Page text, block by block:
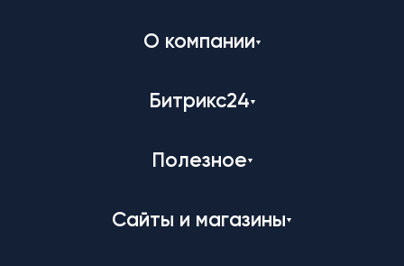
О компании
Битрикс24
Полезное
Сайты и магазины